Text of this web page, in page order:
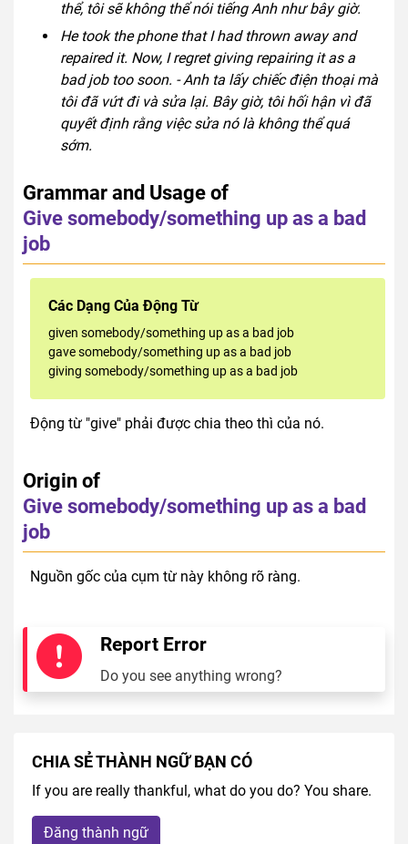
thể, tôi sẽ không thể nói tiếng Anh như bây giờ.
He took the phone that I had thrown away and
repaired it. Now, I regret giving repairing it as a
bad job too soon. - Anh ta lấy chiếc điện thoại mà
tôi đã vứt đi và sửa lại. Bây giờ, tôi hối hận vì đã
quyết định rằng việc sửa nó là không thể quá
sớm.
Grammar and Usage of
Give somebody/something up as a bad
job
Các Dạng Của Động Từ
given somebody/something up as a bad job
gave somebody/something up as a bad job
giving somebody/something up as a bad job
Động từ "give" phải được chia theo thì của nó.
Origin of
Give somebody/something up as a bad
job
Nguồn gốc của cụm từ này không rõ ràng.
Report Error
Do you see anything wrong?
CHIA SẺ THÀNH NGỮ BẠN CÓ
If you are really thankful, what do you do? You share.
Đăng thành ngữ